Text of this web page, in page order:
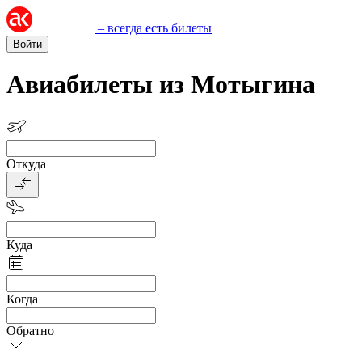
– всегда есть билеты
Войти
Авиабилеты из Мотыгина
Откуда
Куда
Когда
Обратно